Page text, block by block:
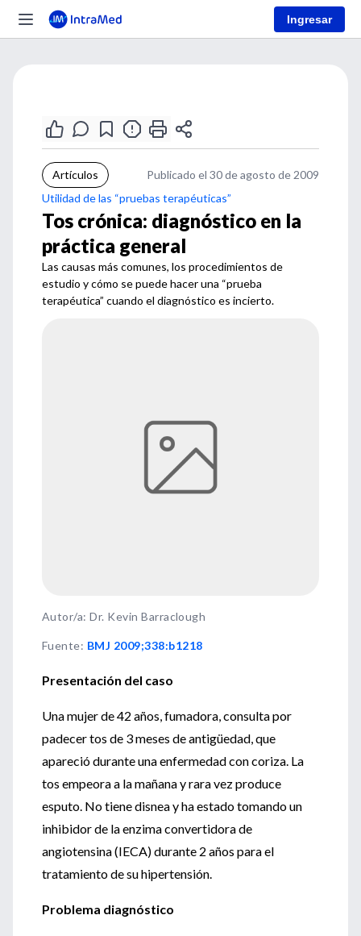
Ingresar
Artículos
Publicado el 30 de agosto de 2009
Utilidad de las “pruebas terapéuticas”
Tos crónica: diagnóstico en la
práctica general
Las causas más comunes, los procedimientos de
estudio y cómo se puede hacer una “prueba
terapéutica” cuando el diagnóstico es incierto.
Autor/a: Dr. Kevin Barraclough
Fuente: BMJ 2009;338:b1218
Presentación del caso
Una mujer de 42 años, fumadora, consulta por
padecer tos de 3 meses de antigüedad, que
apareció durante una enfermedad con coriza. La
tos empeora a la mañana y rara vez produce
esputo. No tiene disnea y ha estado tomando un
inhibidor de la enzima convertidora de
angiotensina (IECA) durante 2 años para el
tratamiento de su hipertensión.
Problema diagnóstico